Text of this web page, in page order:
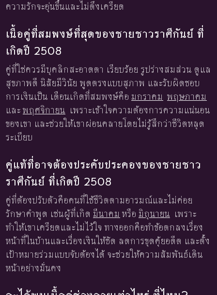
ความรักจะอุ่นขึ้นและไม่ตึงเครียด
เนื้อคู่ที่สมพงษ์ที่สุดของชายชาวราศีกันย์ ที่
เกิดปี 2508
คู่ที่ใช่ควรมีบุคลิกสะอาดตา เรียบร้อย รูปร่างสมส่วน ดูแล
สุขภาพดี นิสัยมีวินัย พูดตรงแบบสุภาพ และรับผิดชอบ
การเงินเป็น เดือนเกิดที่สมพงษ์คือ มกราคม พฤษภาคม
และ พฤศจิกายน เพราะเข้าใจความต้องการความแน่นอน
ของเขา และช่วยให้เขาผ่อนคลายโดยไม่รู้สึกว่าชีวิตหลุด
ระเบียบ
คู่แท้ที่อาจต้องประคับประคองของชายชาว
ราศีกันย์ ที่เกิดปี 2508
คู่ที่ต้องปรับตัวคือคนที่ใช้ชีวิตตามอารมณ์และไม่ค่อย
รักษาคำพูด เช่นผู้ที่เกิด มีนาคม หรือ มิถุนายน เพราะ
ทำให้เขาเครียดและไม่ไว้ใจ ทางออกคือทำข้อตกลงเรื่อง
หน้าที่ในบ้านและเรื่องเงินให้ชัด ลดการขุดคุ้ยอดีต และตั้ง
เป้าหมายร่วมแบบจับต้องได้ จะช่วยให้ความสัมพันธ์เดิน
หน้าอย่างมั่นคง